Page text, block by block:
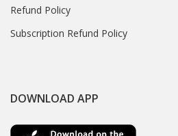
Refund Policy
Subscription Refund Policy
DOWNLOAD APP